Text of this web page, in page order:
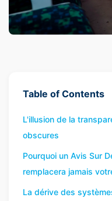
Table of Contents
L'illusion de la
obscures
Pourquoi un Avis Sur
remplacera jamais
La dérive des